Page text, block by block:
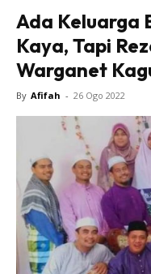
Ada Keluarga
Kaya, Tapi
Warganet
By Afifah - 26 Ogo 2022